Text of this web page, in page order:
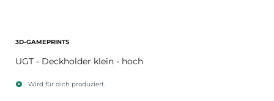
3D-GAMEPRINTS
UGT - Deckholder klein - hoch
Wird für dich produziert.